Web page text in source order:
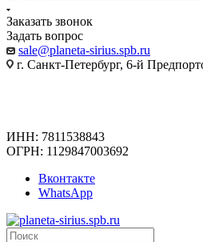
Заказать звонок
Задать вопрос
sale@planeta-sirius.spb.ru
г. Санкт-Петербург, 6-й
ИНН: 7811538843
ОГРН: 1129847003692
Вконтакте
WhatsApp